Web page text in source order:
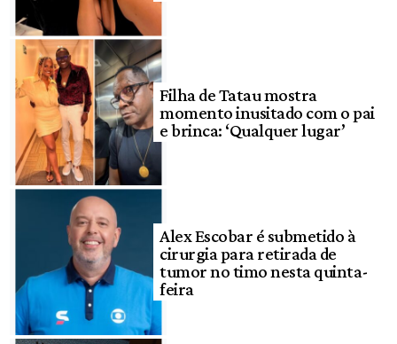
Filha de Tatau mostra
momento inusitado com o pai
e brinca: ‘Qualquer lugar’
Alex Escobar é submetido à
cirurgia para retirada de
tumor no timo nesta quinta-
feira